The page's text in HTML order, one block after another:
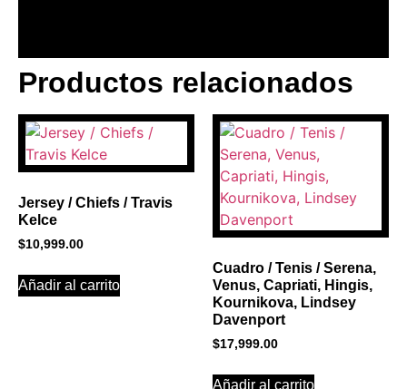
BANNER CON
PROMOCIONES 1
Click Here
Productos relacionados
Jersey / Chiefs / Travis
Kelce
$10,999.00
Añadir al carrito
Cuadro / Tenis / Serena,
Venus, Capriati, Hingis,
Kournikova, Lindsey
Davenport
$17,999.00
Añadir al carrito